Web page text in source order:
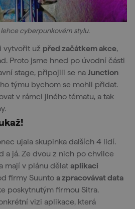
lehce cyberpunkovém stylu.
vytvořit už před začátkem akce,
Proto jsme hned po úvodní části
stage, připojili se na Junction
týmu bychom se mohli přidat.
v rámci jiného tématu, a tak
ujala skupinka dalších 4 lidí.
a já. Ze dvou z nich po chvilce
mají v plánu dělat aplikaci
firmy Suunto a zpracovávat data
poskytnutým firmou Sitra.
vizi aplikace, která